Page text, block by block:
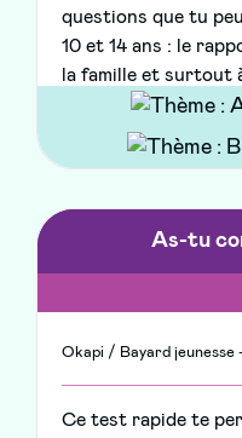
questions que tu
10 et 14 ans : le
la famille et surtout
As-tu
Okapi / Bayard jeunesse
Ce test rapide te